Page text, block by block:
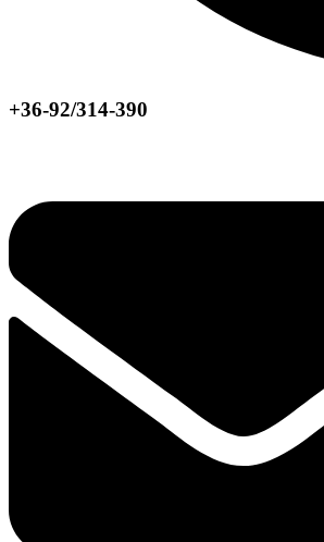
+36-92/314-390